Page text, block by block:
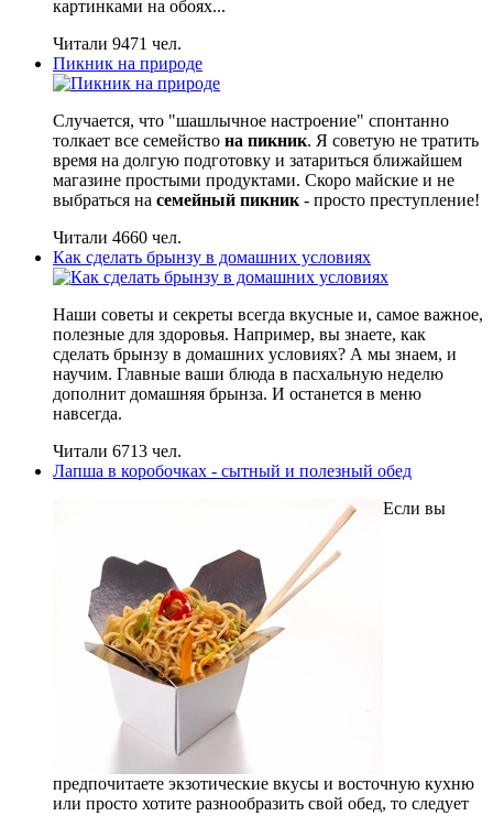
картинками на обоях...
Читали 9471 чел.
Пикник на природе
Случается, что "шашлычное настроение" спонтанно
толкает все семейство на пикник. Я советую не тратить
время на долгую подготовку и затариться ближайшем
магазине простыми продуктами. Скоро майские и не
выбраться на семейный пикник - просто преступление!
Читали 4660 чел.
Как сделать брынзу в домашних условиях
Наши советы и секреты всегда вкусные и, самое важное,
полезные для здоровья. Например, вы знаете, как
сделать брынзу в домашних условиях? А мы знаем, и
научим. Главные ваши блюда в пасхальную неделю
дополнит домашняя брынза. И останется в меню
навсегда.
Читали 6713 чел.
Лапша в коробочках - сытный и полезный обед
Если вы
предпочитаете экзотические вкусы и восточную кухню
или просто хотите разнообразить свой обед, то следует